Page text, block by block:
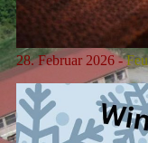
28. Februar 2026 -